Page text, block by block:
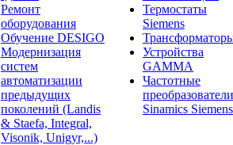
Ремонт
оборудования
Обучение DESIGO
Модернизация
систем
автоматизации
предыдущих
поколений (Landis
& Staefa, Integral,
Visonik, Unigyr,...)
Термостаты
Siemens
Устройства
GAMMA
Частотные
преобразователи
Sinamics Siemens